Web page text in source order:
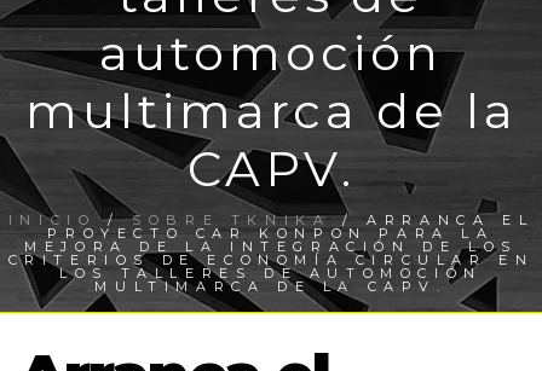
automoción
multimarca de la
CAPV.
INICIO /SOBRE TKNIKA/ ARRANCA EL
PROYECTO CAR KONPON PARA LA
MEJORA DE LA INTEGRACIÓN DE LOS
CRITERIOS DE ECONOMÍA CIRCULAR EN
LOS TALLERES DE AUTOMOCIÓN
MULTIMARCA DE LA CAPV.